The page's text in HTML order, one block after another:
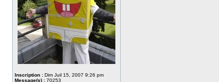
Inscription : Dim Juil 15, 2007 9:26 pm
Message(s) : 70253